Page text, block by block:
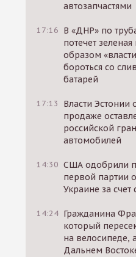
автозапчастями
17:16 В «ДНР» по
потечет
образом
бороться со
батарей
17:13
Власти Эстонии
продаже
российской
автомобилей
14:30 США одобрили
первой партии
Украине за
14:24 Гражданина
который
на велосипеде,
Дальнем